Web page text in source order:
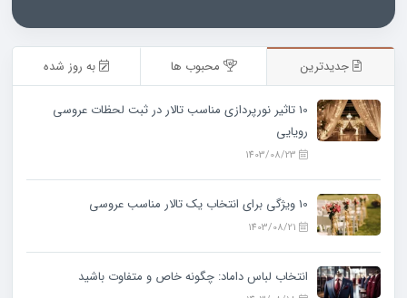
جدیدترین محبوب ها به روز شده
10 تاثیر نورپردازی مناسب تالار در ثبت لحظات عروسی
رویایی
10 ویژگی‌ برای انتخاب یک تالار مناسب عروسی
انتخاب لباس داماد: چگونه خاص و متفاوت باشید